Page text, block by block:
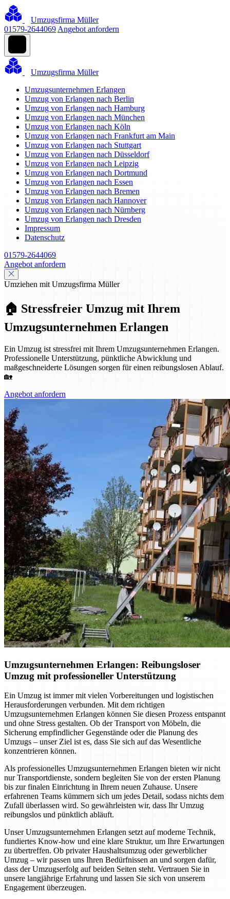
Umzugsfirma Müller
01579-2644069 Angebot anfordern
Umzugsfirma Müller
Umzugsunternehmen Erlangen
Umzug von Erlangen nach Berlin
Umzug von Erlangen nach Hamburg
Umzug von Erlangen nach München
Umzug von Erlangen nach Köln
Umzug von Erlangen nach Frankfurt am Main
Umzug von Erlangen nach Stuttgart
Umzug von Erlangen nach Düsseldorf
Umzug von Erlangen nach Leipzig
Umzug von Erlangen nach Dortmund
Umzug von Erlangen nach Essen
Umzug von Erlangen nach Bremen
Umzug von Erlangen nach Hannover
Umzug von Erlangen nach Nürnberg
Umzug von Erlangen nach Dresden
Impressum
Datenschutz
01579-2644069
Angebot anfordern
Umziehen mit Umzugsfirma Müller
🏠 Stressfreier Umzug mit Ihrem
Umzugsunternehmen Erlangen
Ein Umzug ist stressfrei mit Ihrem Umzugsunternehmen Erlangen.
Professionelle Unterstützung, pünktliche Abwicklung und
maßgeschneiderte Lösungen sorgen für einen reibungslosen Ablauf.
🏡
Angebot anfordern
Umzugsunternehmen Erlangen: Reibungsloser
Umzug mit professioneller Unterstützung
Ein Umzug ist immer mit vielen Vorbereitungen und logistischen
Herausforderungen verbunden. Mit dem richtigen
Umzugsunternehmen Erlangen können Sie diesen Prozess entspannt
und ohne Stress gestalten. Ob der Transport von Möbeln, die
Sicherung empfindlicher Gegenstände oder die Planung des
Umzugs – unser Ziel ist es, dass Sie sich auf das Wesentliche
konzentrieren können.
Als professionelles Umzugsunternehmen Erlangen bieten wir nicht
nur Transportdienste, sondern begleiten Sie von der ersten Planung
bis zur finalen Einrichtung in Ihrem neuen Zuhause. Unsere
erfahrenen Teams kümmern sich um jedes Detail, sodass nichts dem
Zufall überlassen wird. So gewährleisten wir, dass Ihr Umzug
reibungslos und pünktlich abläuft.
Unser Umzugsunternehmen Erlangen setzt auf moderne Technik,
fundiertes Know-how und eine klare Struktur, um Ihre Erwartungen
zu übertreffen. Ob privater Haushaltsumzug oder gewerblicher
Umzug – wir passen uns Ihren Bedürfnissen an und sorgen dafür,
dass der Umzugserfolg auf beiden Seiten steht. Vertrauen Sie in
unsere langjährige Erfahrung und lassen Sie sich von unserem
Engagement überzeugen.